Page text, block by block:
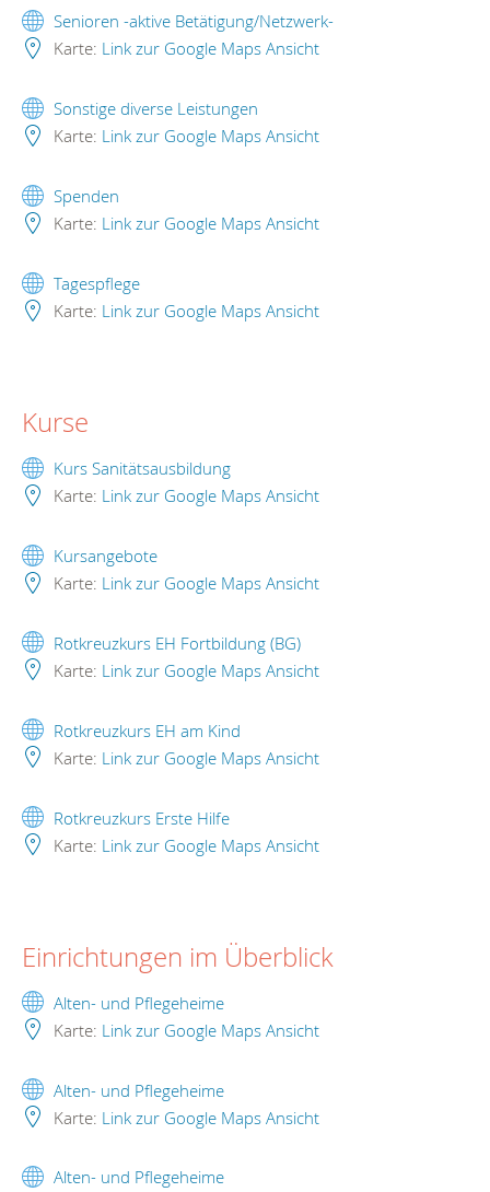
Senioren -aktive Betätigung/Netzwerk-
Karte: Link zur Google Maps Ansicht
Sonstige diverse Leistungen
Karte: Link zur Google Maps Ansicht
Spenden
Karte: Link zur Google Maps Ansicht
Tagespflege
Karte: Link zur Google Maps Ansicht
Kurse
Kurs Sanitätsausbildung
Karte: Link zur Google Maps Ansicht
Kursangebote
Karte: Link zur Google Maps Ansicht
Rotkreuzkurs EH Fortbildung (BG)
Karte: Link zur Google Maps Ansicht
Rotkreuzkurs EH am Kind
Karte: Link zur Google Maps Ansicht
Rotkreuzkurs Erste Hilfe
Karte: Link zur Google Maps Ansicht
Einrichtungen im Überblick
Alten- und Pflegeheime
Karte: Link zur Google Maps Ansicht
Alten- und Pflegeheime
Karte: Link zur Google Maps Ansicht
Alten- und Pflegeheime